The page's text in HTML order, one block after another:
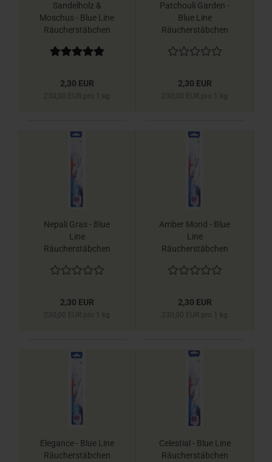
Sandelholz &
Moschus - Blue Line
Räucherstäbchen
2,30 EUR
230,00 EUR pro 1 kg
Patchouli Garden -
Blue Line
Räucherstäbchen
2,30 EUR
230,00 EUR pro 1 kg
Nepali Gras - Blue
Line
Räucherstäbchen
2,30 EUR
230,00 EUR pro 1 kg
Amber Mond - Blue
Line
Räucherstäbchen
2,30 EUR
230,00 EUR pro 1 kg
Elegance - Blue Line
Räucherstäbchen
Celestial - Blue Line
Räucherstäbchen